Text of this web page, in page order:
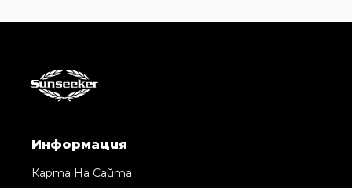
Информация
Карта На Сайта